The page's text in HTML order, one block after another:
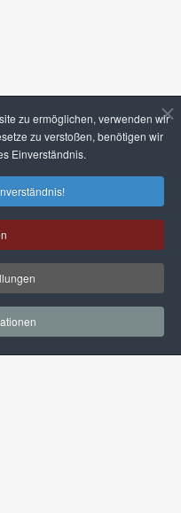
zu ermöglichen, verwenden wir
zu verstoßen, benötigen wir
Einverständnis.